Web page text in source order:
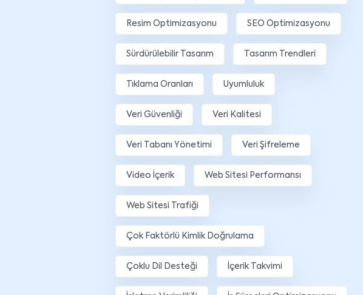
Resim Optimizasyonu SEO Optimizasyonu
Sürdürülebilir Tasarım Tasarım Trendleri
Tıklama Oranları Uyumluluk
Veri Güvenliği Veri Kalitesi
Veri Tabanı Yönetimi Veri Şifreleme
Video İçerik Web Sitesi Performansı
Web Sitesi Trafiği
Çok Faktörlü Kimlik Doğrulama
Çoklu Dil Desteği İçerik Takvimi